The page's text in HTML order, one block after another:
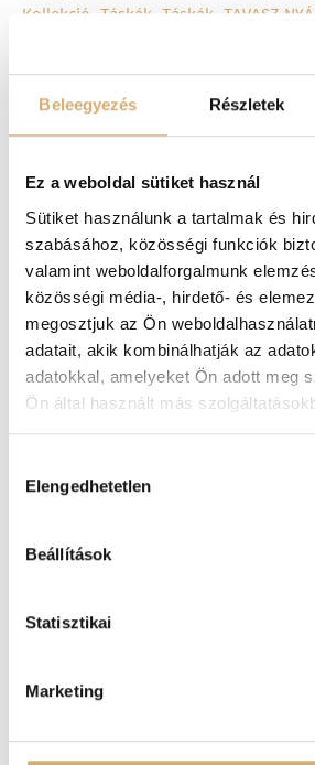
Beleegyezés Részletek
Ez a weboldal sütiket használ
Sütiket használunk a tartalmak és
szabásához, közösségi funkciók
valamint weboldalforgalmunk
közösségi média-, hirdető- és
megosztjuk az Ön
adatait, akik kombinálhatják az
adatokkal, amelyeket Ön adott meg
Ön által használt más
kiválasztása
Elengedhetetlen
Beállítások
Statisztikai
Marketing
Kollekció Táskák Táskák TAVASZ-
Érdekelhetnek még
Lux by Dessi 149 piros
-
Lux
Lux by Dessi 922 fehér
Lux